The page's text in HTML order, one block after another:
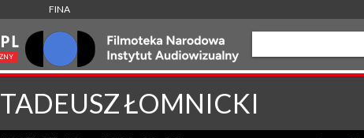
FINA
TADEUSZŁOMNICKI